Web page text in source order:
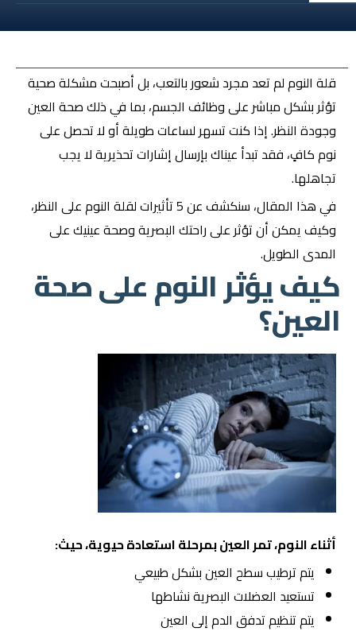
قلة النوملم تعد مجرد شعور بالتعب، بل أصبحت مشكلة صحية
تؤثر بشكل مباشر على وظائف الجسم، بما في ذلك صحة العين
وجودة النظر. إذا كنت تسهر لساعات طويلة أو لا تحصل على
نوم كافٍ، فقد تبدأ عيناك بإرسال إشارات تحذيرية لا يجب
تجاهلها.
في هذا المقال، سنكشف عن 5 تأثيرات لقلة النوم على النظر،
وكيف يمكن أن تؤثر على راحتك البصرية وصحة عينيك على
المدى الطويل.
كيف يؤثر النوم على صحة
العين؟
أثناء النوم، تمر العين بمرحلة استعادة حيوية، حيث:
يتم ترطيب سطح العين بشكل طبيعي
تستعيد العضلات البصرية نشاطها
يتم تنظيم تدفق الدم إلى العين